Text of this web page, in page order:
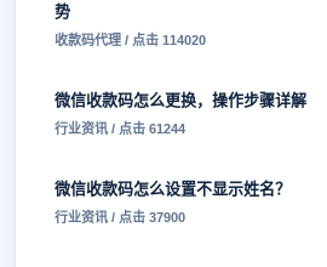
势
收款码代理 / 点击 114020
微信收款码怎么更换，操作步骤详解
行业资讯 / 点击 61244
微信收款码怎么设置不显示姓名？
行业资讯 / 点击 37900